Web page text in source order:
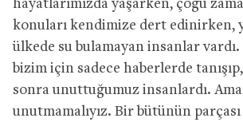
hayatlarımızda yaşarken, çoğu
konuları kendimize dert edinirken,
ülkede su bulamayan insanlar
bizim için sadece haberlerde
sonra unuttuğumuz insanlardı.
unutmamalıyız. Bir bütünün